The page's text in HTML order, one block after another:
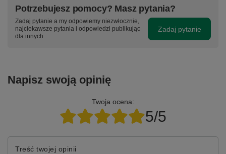
Potrzebujesz pomocy? Masz pytania?
Zadaj pytanie a my odpowiemy niezwłocznie,
najciekawsze pytania i odpowiedzi publikując
dla innych.
Zadaj pytanie
Napisz swoją opinię
Twoja ocena:
5/5
Treść twojej opinii